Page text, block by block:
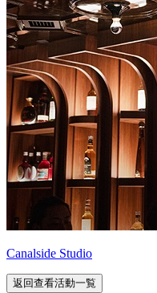
Canalside Studio
返回查看活動一覧